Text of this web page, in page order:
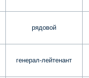
рядовой
генерал-лейтенант